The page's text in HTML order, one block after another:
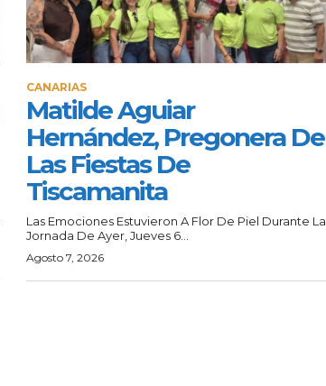
CANARIAS
Matilde Aguiar
Hernández, Pregonera De
Las Fiestas De
Tiscamanita
Las Emociones Estuvieron A Flor De Piel Durante La
Jornada De Ayer, Jueves 6...
Agosto 7, 2026